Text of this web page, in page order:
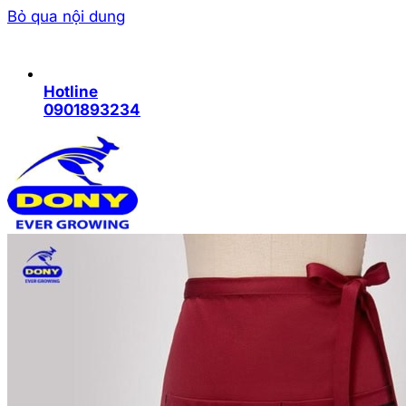
Bỏ qua nội dung
Hotline
0901893234